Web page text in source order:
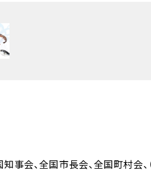
知事会 全国市長会 全国町村会